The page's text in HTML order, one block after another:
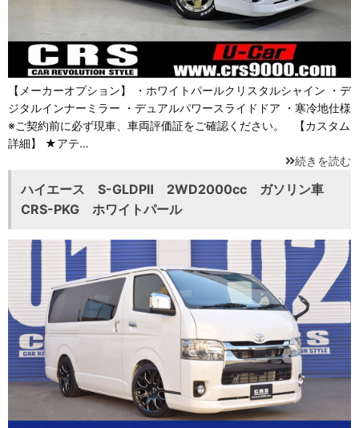
【メーカーオプション】 ・ホワイトパールクリスタルシャイン ・デ
ジタルインナーミラー ・デュアルパワースライドドア ・寒冷地仕様
※ご契約前に必ず現車、車両評価証をご確認ください。 【カスタム
詳細】 ★アテ…
続きを読む
ハイエース S-GLDPⅡ 2WD2000cc ガソリン車
CRS-PKG ホワイトパール